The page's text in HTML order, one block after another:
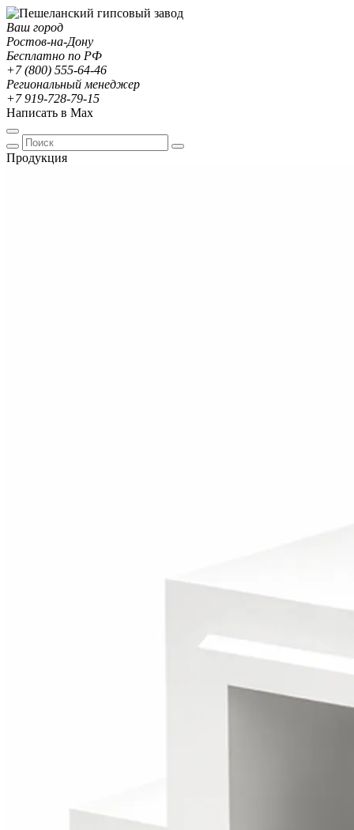
Ваш город
Ростов-на-Дону
Бесплатно по РФ
+7 (800) 555-64-46
Региональный менеджер
+7 919-728-79-15
Написать в Max
Продукция